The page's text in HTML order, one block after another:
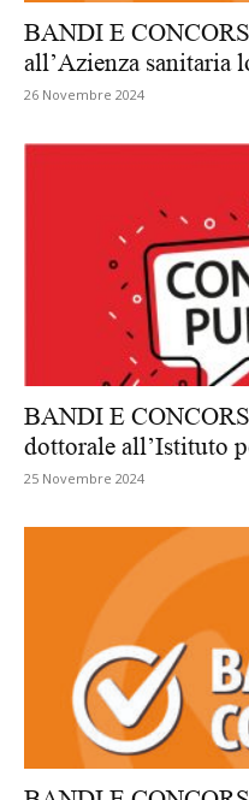
BANDI E
all’Azienza sanitaria
26 Novembre 2024
BANDI E
dottorale all’Istituto
25 Novembre 2024